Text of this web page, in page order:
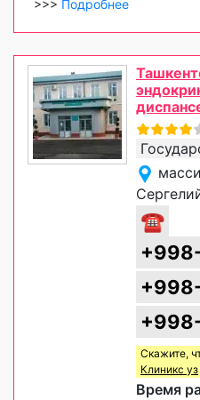
>>> Подробнее
☎
Скажите,
Клиникс уз
Время